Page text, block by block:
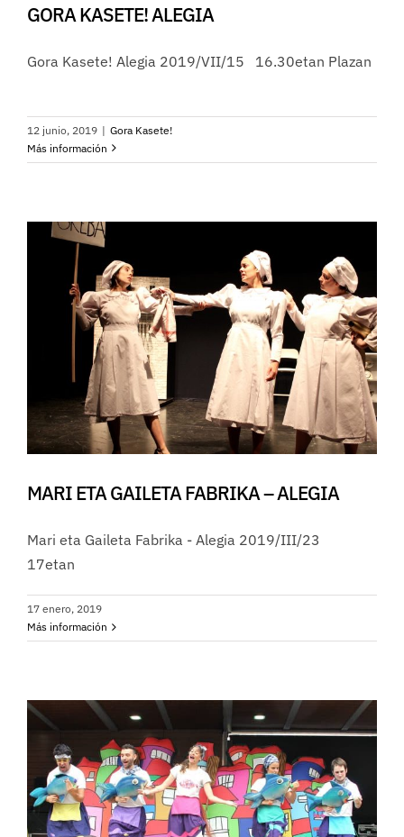
GORA KASETE! ALEGIA
Gora Kasete! Alegia 2019/VII/15 16.30etan Plazan
12 junio, 2019 | Gora Kasete!
Más información
MARI ETA GAILETA FABRIKA – ALEGIA
Mari eta Gaileta Fabrika - Alegia 2019/III/23
17etan
17 enero, 2019
Más información